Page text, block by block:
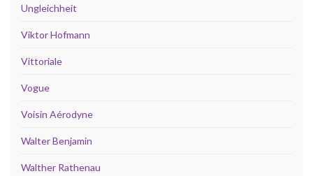
Ungleichheit
Viktor Hofmann
Vittoriale
Vogue
Voisin Aérodyne
Walter Benjamin
Walther Rathenau